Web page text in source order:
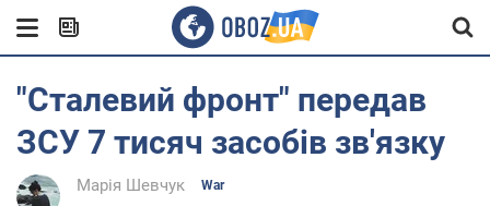
"Сталевий фронт" передав
ЗСУ 7 тисяч засобів зв'язку
Марія Шевчук War